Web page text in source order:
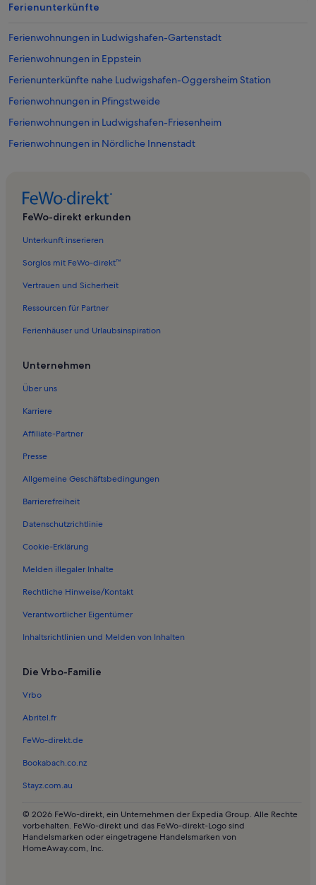
Ferienunterkünfte
Ferienwohnungen in Ludwigshafen-Gartenstadt
Ferienwohnungen in Eppstein
Ferienunterkünfte nahe Ludwigshafen-Oggersheim Station
Ferienwohnungen in Pfingstweide
Ferienwohnungen in Ludwigshafen-Friesenheim
Ferienwohnungen in Nördliche Innenstadt
Ferienwohnungen in Ortsbezirk Ludwigshafen-Oppau
Ferienwohnungen in Frankenthal
Ferienwohnungen in Verbandsgemeinde Maxdorf
Ferienwohnungen in Ruchheim
Ferienwohnungen in Ormsheimerhof
Ferienwohnungen in Ludwigshafen
Haustierfreundliche Ferienunterkünfte nahe Kurpfalz-Park
Häuser in Ruppertsberg
Ferienwohnungen und Apartments in Ruppertsberg
Hotels in Speyer
Häuser in Speyer
Haustierfreundliche Ferienunterkünfte in Speyer
Häuser in Speyer
Ferienunterkünfte mit Pool in Speyer
Haustierfreundliche Ferienunterkünfte in Deidesheim
Ferienwohnungen und Apartments in Deidesheim
Hotels in Pfälzerwald
Ferienwohnungen und Apartments in Pfälzerwald
Häuser in Battenberg
Ferienwohnungen und Apartments in Battenberg
Ferienwohnungen und Apartments in Otterstadt
Ferienwohnungen und Apartments in Niederkirchen bei
FeWo-direkt erkunden
Unterkunft inserieren
Sorglos mit FeWo-direkt™
Vertrauen und Sicherheit
Ressourcen für Partner
Ferienhäuser und Urlaubsinspiration
Unternehmen
Über uns
Karriere
Affiliate-Partner
Presse
Allgemeine Geschäftsbedingungen
Barrierefreiheit
Datenschutzrichtlinie
Cookie-Erklärung
Melden illegaler Inhalte
Rechtliche Hinweise/Kontakt
Verantwortlicher Eigentümer
Inhaltsrichtlinien und Melden von Inhalten
Die Vrbo-Familie
Vrbo
Abritel.fr
FeWo-direkt.de
Bookabach.co.nz
Stayz.com.au
© 2026 FeWo-direkt, ein Unternehmen der Expedia Group. Alle Rechte
vorbehalten. FeWo-direkt und das FeWo-direkt-Logo sind
Handelsmarken oder eingetragene Handelsmarken von
HomeAway.com, Inc.